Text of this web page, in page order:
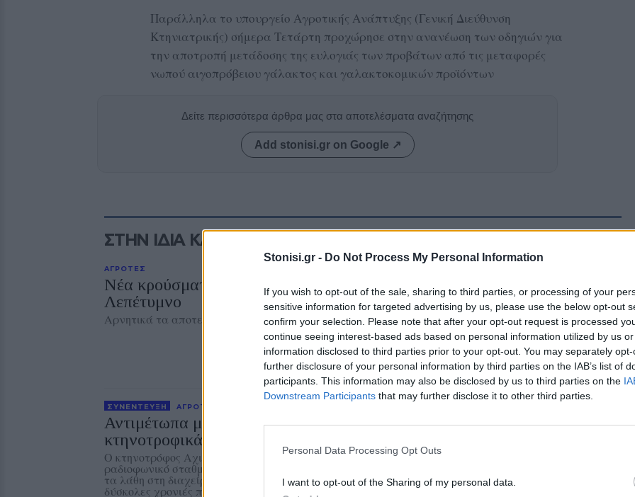
Stonisi.gr - Do Not Process My Personal Information
If you wish to opt-out of the sale, sharing to third parties, or processing of your
sensitive information for targeted advertising by us, please use the below opt-out
confirm your selection. Please note that after your opt-out request is processed
continue seeing interest-based ads based on personal information utilized by us
information disclosed to third parties prior to your opt-out. You may separately
further disclosure of your personal information by third parties on the IAB’s list of
participants. This information may also be disclosed by us to third parties on the
Downstream Participants that may further disclose it to other third parties.
Personal Data Processing Opt Outs
I want to opt-out of the Sharing of my personal data.
Παράλληλα το υπουργείο Αγροτικής Ανάπτυξης (Γενική Διεύθυνση
Κτηνιατρικής) σήμερα Τετάρτη προχώρησε στην ανανέωση των οδηγιών για
την αποτροπή μετάδοσης της ευλογιάς των προβάτων από τις μεταφορές
νωπού αιγοπρόβειου γάλακτος και γαλακτοκομικών προϊόντων
Δείτε περισσότερα άρθρα μας στα αποτελέσματα αναζήτησης
Add stonisi.gr on Google ↗
ΣΤΗΝ ΙΔΙΑ ΚΑΤΗΓΟΡΙΑ
ΑΓΡΟΤΕΣ
Νέα κρούσματα αφθώδους πυρετού σε Κάπη και
Λεπέτυμνο
Αρνητικά τα αποτελέσματα σε άλλες 28 μονάδες
ΣΥΝΕΝΤΕΥΞΗ ΑΓΡΟΤΕΣ
Αντιμέτωπα με την ερημοποίηση τα
κτηνοτροφικά χωριά της Λέσβου
Ο κτηνοτρόφος Αχιλλέας Κιαχαγιάς, από την Πελόπη, μίλησε στον
ραδιοφωνικό σταθμό 99 fm Στο Νησί για τις πολιτικές ευθύνες και
τα λάθη στη διαχείριση του αφθώδους πυρετού και τις εξαιρετικά
δύσκολες χρονιές που έρχονται